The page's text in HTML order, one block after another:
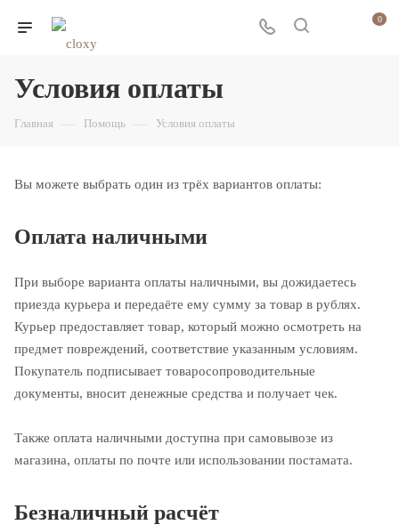
0
Условия оплаты
Главная Помощь Условия оплаты
Вы можете выбрать один из трёх вариантов оплаты:
Оплата наличными
При выборе варианта оплаты наличными, вы дожидаетесь
приезда курьера и передаёте ему сумму за товар в рублях.
Курьер предоставляет товар, который можно осмотреть на
предмет повреждений, соответствие указанным условиям.
Покупатель подписывает товаросопроводительные
документы, вносит денежные средства и получает чек.
Также оплата наличными доступна при самовывозе из
магазина, оплаты по почте или использовании постамата.
Безналичный расчёт